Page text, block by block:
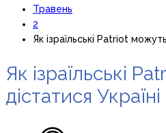
Травень
2
Як ізраїльські Patriot
Як ізраїльські
дістатися Україні